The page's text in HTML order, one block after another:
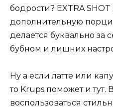
бодрости? EXTRA
дополнительную
делается буквально за
бубном и лишних
Ну а если латте или
то Krups поможет и тут.
воспользоваться